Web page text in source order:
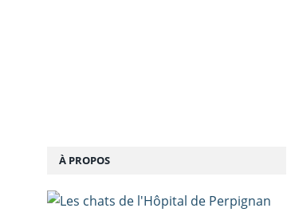
À PROPOS